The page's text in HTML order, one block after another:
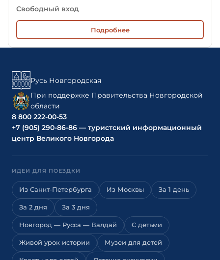
Свободный вход
Подробнее
Русь Новгородская
При поддержке Правительства Новгородской
области
8 800 222-00-53
+7 (905) 290-86-86 — туристский информационный
центр Великого Новгорода
ИДЕИ ДЛЯ ПОЕЗДКИ
Из Санкт-Петербурга Из Москвы За 1 день
За 2 дня За 3 дня
Новгород — Русса — Валдай С детьми
Живой урок истории Музеи для детей